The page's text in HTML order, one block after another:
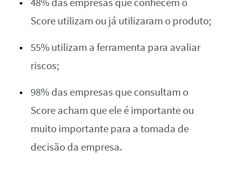
48% das empresas que conhecem o
Score utilizam ou já utilizaram o produto;
55% utilizam a ferramenta para avaliar
riscos;
98% das empresas que consultam o
Score acham que ele é importante ou
muito importante para a tomada de
decisão da empresa.